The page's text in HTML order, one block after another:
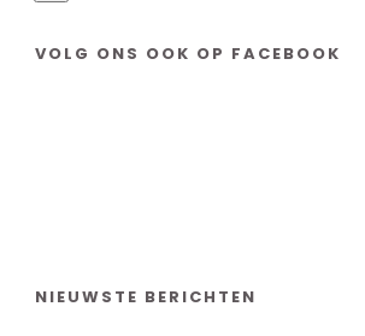
VOLG ONS OOK OP FACEBOOK
NIEUWSTE BERICHTEN